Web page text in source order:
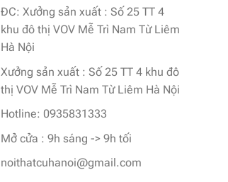
ĐC: Xưởng sản xuất : Số 25 TT 4
khu đô thị VOV Mễ Trì Nam Từ Liêm
Hà Nội
Xưởng sản xuất : Số 25 TT 4 khu đô
thị VOV Mễ Trì Nam Từ Liêm Hà Nội
Hotline: 0935831333
Mở cửa : 9h sáng -> 9h tối
noithatcuhanoi@gmail.com